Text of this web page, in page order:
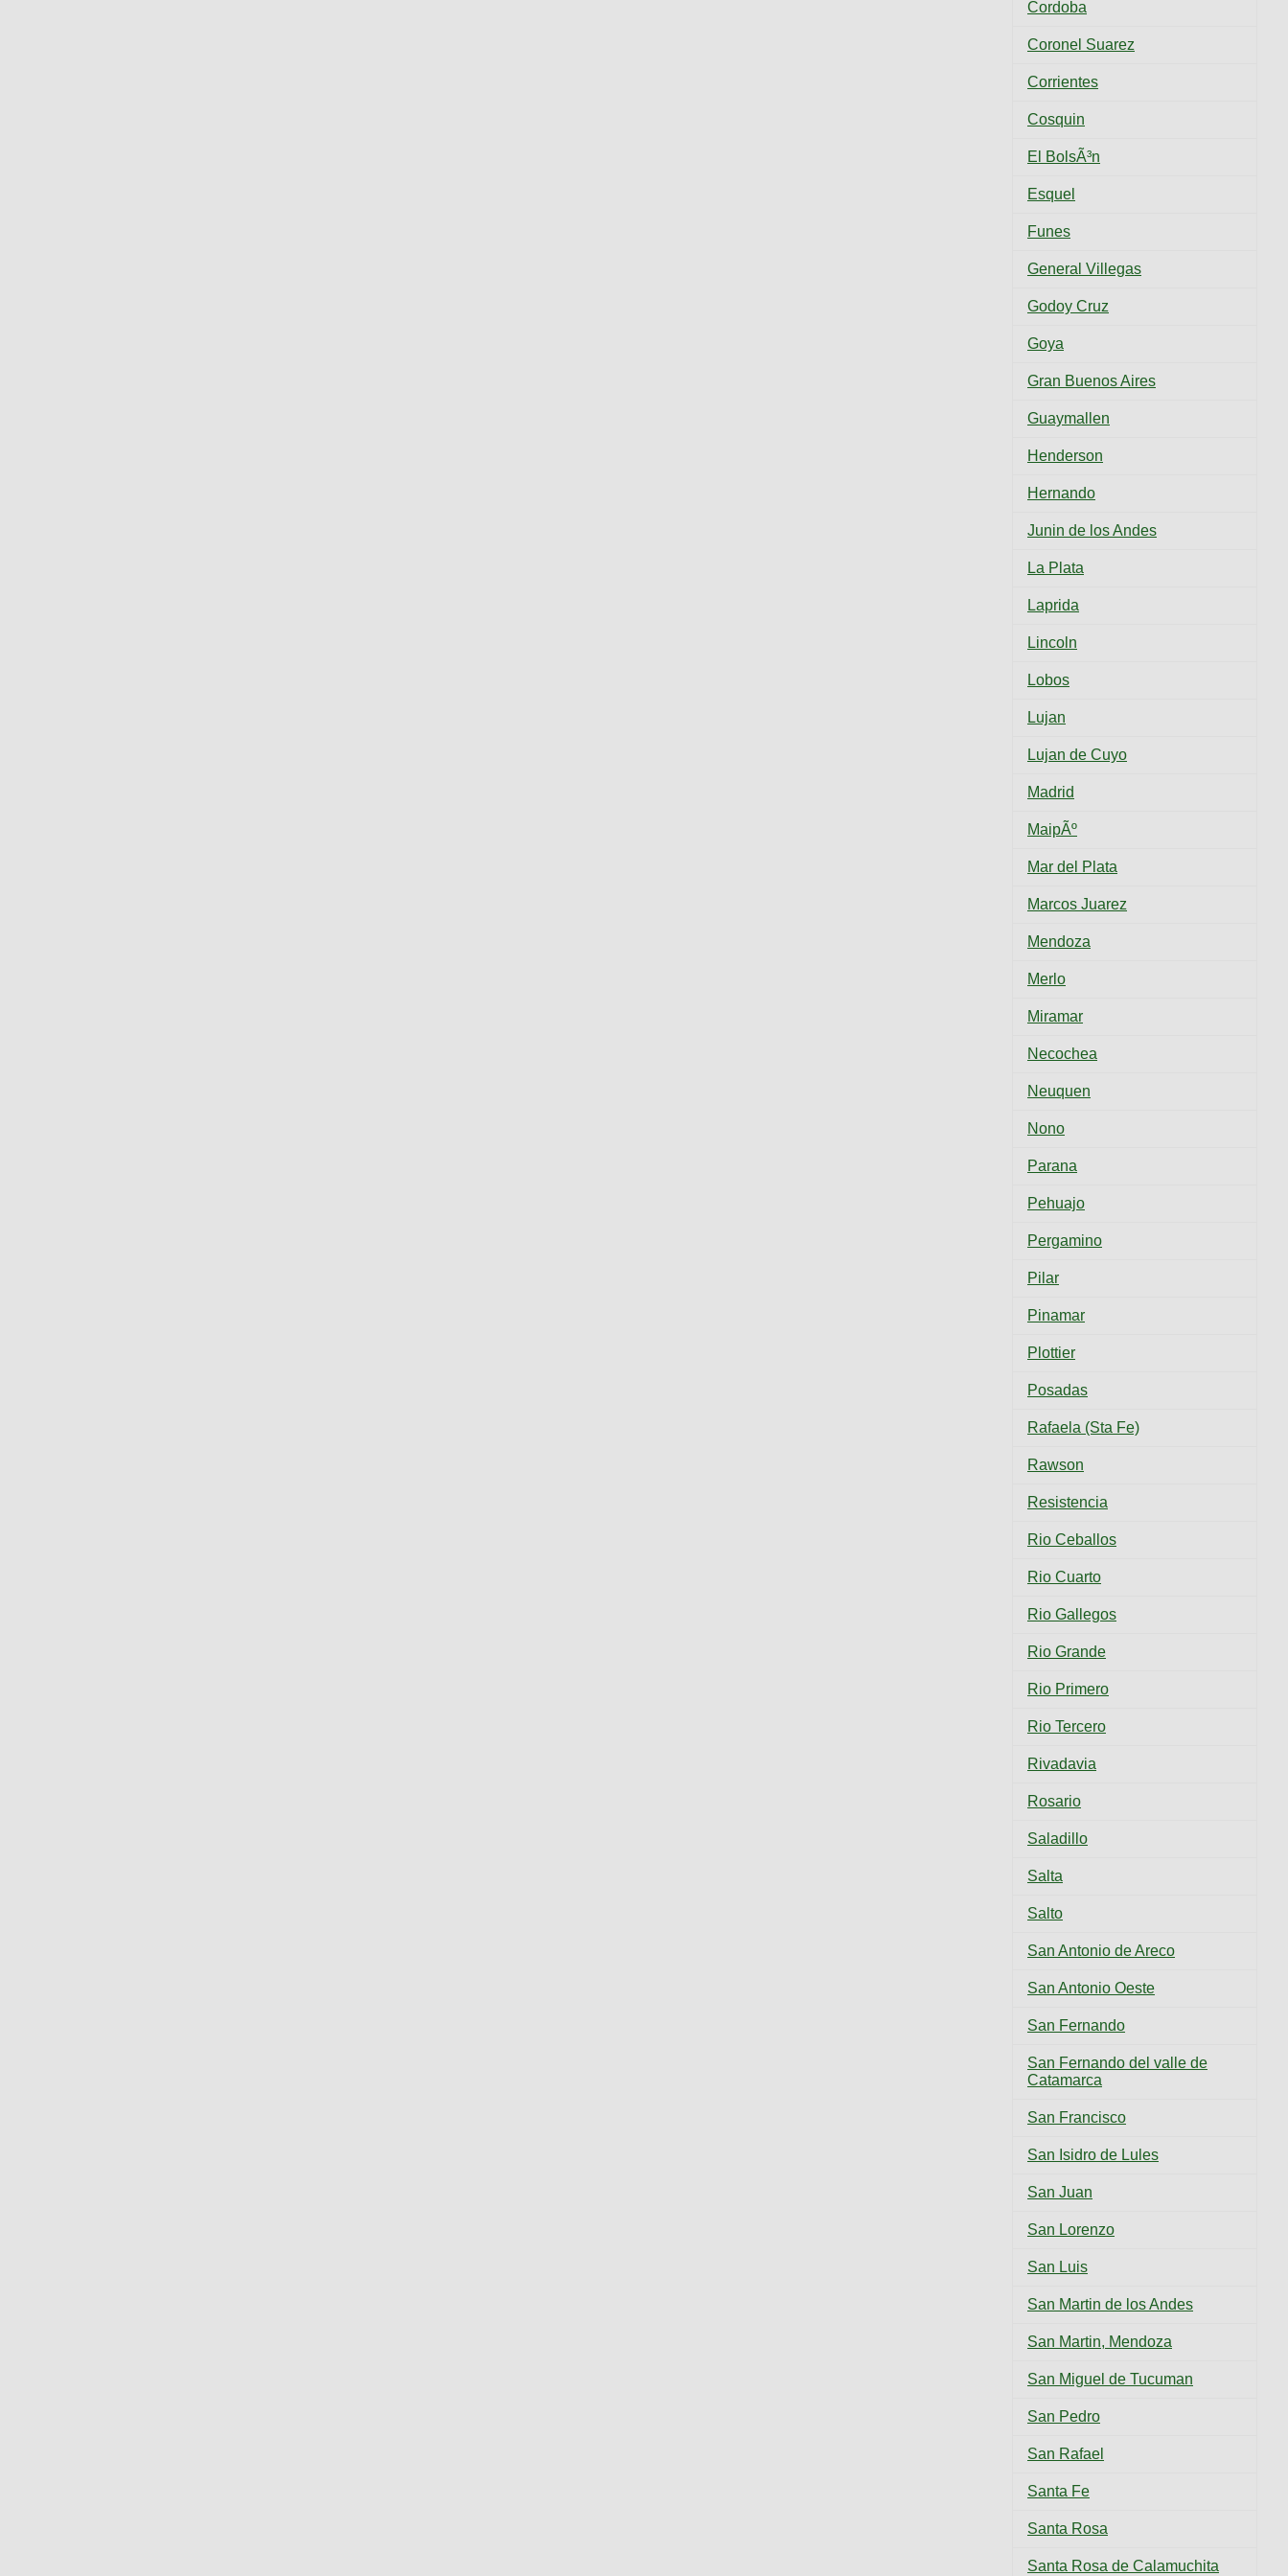
Cordoba
Coronel Suarez
Corrientes
Cosquin
El BolsÃ³n
Esquel
Funes
General Villegas
Godoy Cruz
Goya
Gran Buenos Aires
Guaymallen
Henderson
Hernando
Junin de los Andes
La Plata
Laprida
Lincoln
Lobos
Lujan
Lujan de Cuyo
Madrid
MaipÃº
Mar del Plata
Marcos Juarez
Mendoza
Merlo
Miramar
Necochea
Neuquen
Nono
Parana
Pehuajo
Pergamino
Pilar
Pinamar
Plottier
Posadas
Rafaela (Sta Fe)
Rawson
Resistencia
Rio Ceballos
Rio Cuarto
Rio Gallegos
Rio Grande
Rio Primero
Rio Tercero
Rivadavia
Rosario
Saladillo
Salta
Salto
San Antonio de Areco
San Antonio Oeste
San Fernando
San Fernando del valle de
Catamarca
San Francisco
San Isidro de Lules
San Juan
San Lorenzo
San Luis
San Martin de los Andes
San Martin, Mendoza
San Miguel de Tucuman
San Pedro
San Rafael
Santa Fe
Santa Rosa
Santa Rosa de Calamuchita